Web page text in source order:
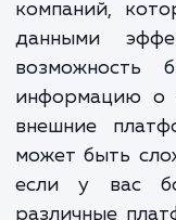
коммерции
скоростью,
становится
компаний,
данными
информацию